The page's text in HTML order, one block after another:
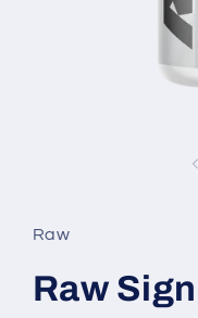
ventana
modal
Raw
Raw